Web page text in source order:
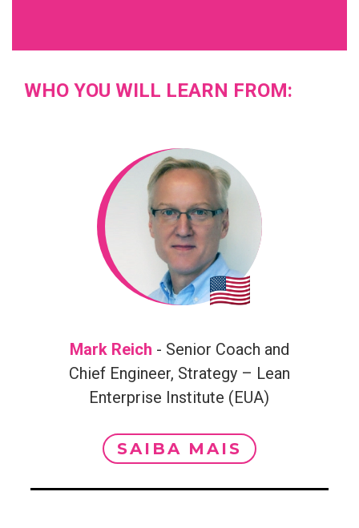
WHO YOU WILL LEARN FROM:
Mark Reich - Senior Coach and
Chief Engineer, Strategy – Lean
Enterprise Institute (EUA)
SAIBA MAIS